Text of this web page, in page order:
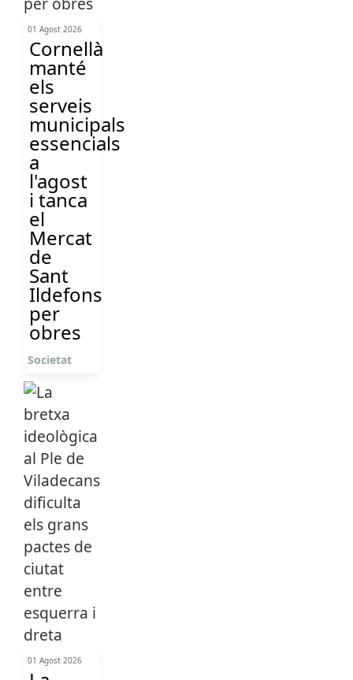
01 Agost 2026
Cornellà
manté
els
serveis
municipals
essencials
a
l'agost
i tanca
el
Mercat
de
Sant
Ildefons
per
obres
Societat
01 Agost 2026